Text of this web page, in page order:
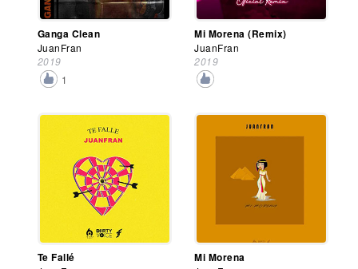
Ganga Clean
JuanFran
2019
1
Mi Morena (Remix)
JuanFran
2019
Te Fallé Mi Morena